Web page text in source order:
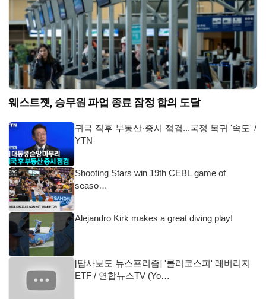
웨스트젯, 승무원 파업 종료 잠정 합의 도달
귀국 직후 부동산·증시 점검...국정 복귀 '속도' /
YTN
Shooting Stars win 19th CEBL game of
seaso…
Alejandro Kirk makes a great diving play!
[탐사보도 뉴스프리즘] '롤러코스피' 레버리지
ETF / 연합뉴스TV (Yo…